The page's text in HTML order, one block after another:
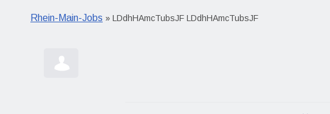
Rhein-Main-Jobs » LDdhHAmcTubsJF LDdhHAmcTubsJF